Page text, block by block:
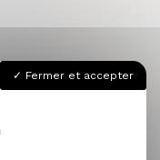
Fermer et accepter